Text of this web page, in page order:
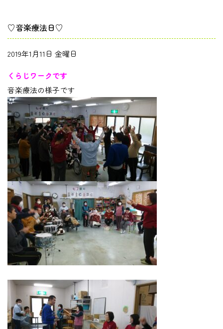
♡音楽療法日♡
2019年1月11日 金曜日
くらじワークです
音楽療法の様子です